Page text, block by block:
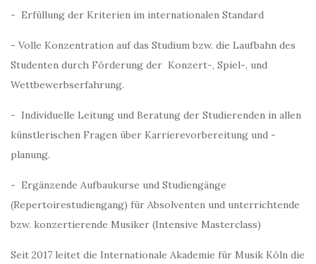
- Erfüllung der Kriterien im internationalen Standard
- Volle Konzentration auf das Studium bzw. die Laufbahn des
Studenten durch Förderung der Konzert-, Spiel-, und
Wettbewerbserfahrung.
- Individuelle Leitung und Beratung der Studierenden in allen
künstlerischen Fragen über Karrierevorbereitung und -
planung.
- Ergänzende Aufbaukurse und Studiengänge
(Repertoirestudiengang) für Absolventen und unterrichtende
bzw. konzertierende Musiker (Intensive Masterclass)
Seit 2017 leitet die Internationale Akademie für Musik Köln die